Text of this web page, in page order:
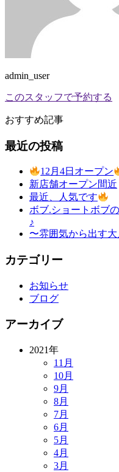
admin_user
このスタッフで予約する
おすすめ記事
最近の投稿
12月4日オープン
新店舗オープン間近
最近、人気です
ボブ.ショートボブ
♪
〜雰囲気から出す
カテゴリー
お知らせ
ブログ
アーカイブ
2021年
11月
10月
9月
8月
7月
6月
5月
4月
3月